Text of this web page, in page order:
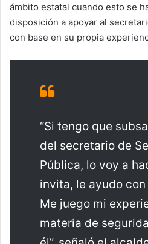
ámbito estatal cuando esto se
disposición a apoyar al
con base en su propia
“Si tengo que
del secretario de
Pública, lo voy a
invita, le ayudo
Me juego mi
materia de